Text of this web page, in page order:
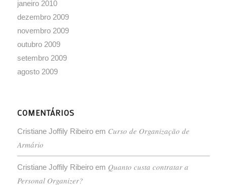
janeiro 2010
dezembro 2009
novembro 2009
outubro 2009
setembro 2009
agosto 2009
COMENTÁRIOS
Cristiane Joffily Ribeiroem Curso de Organização de
Armário
Cristiane Joffily Ribeiroem Quanto custa contratar a
Personal Organizer?